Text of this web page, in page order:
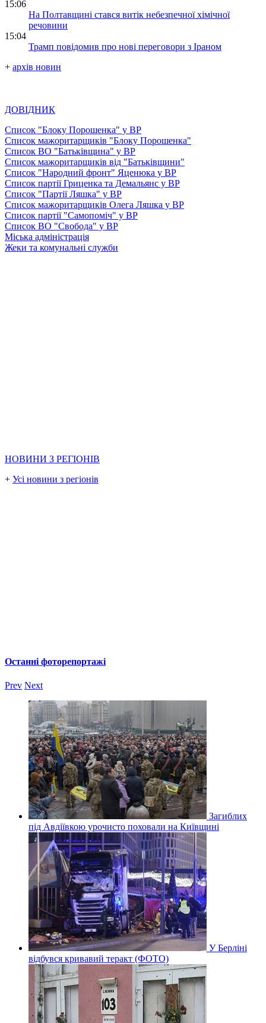
15:06
На Полтавщині стався витік небезпечної хімічної
речовини
15:04
Трамп повідомив про нові переговори з Іраном
+ архів новин
ДОВІДНИК
Список "Блоку Порошенка" у ВР
Список мажоритарщиків "Блоку Порошенка"
Список ВО "Батьківщина" у ВР
Список мажоритарщиків від "Батьківщини"
Список "Народний фронт" Яценюка у ВР
Список партії Гриценка та Демальянс у ВР
Список "Партії Ляшка" у ВР
Список мажоритарщиків Олега Ляшка у ВР
Список партії "Самопоміч" у ВР
Список ВО "Свобода" у ВР
Міська адміністрація
Жеки та комунальні служби
НОВИНИ З РЕГІОНІВ
+ Усі новини з регіонів
Останні фоторепортажі
Prev Next
Загиблих
під Авдіївкою урочисто поховали на Київщині
У Берліні
відбувся кривавий теракт (ФОТО)